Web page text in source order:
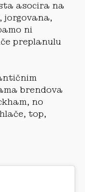
asocira na
jorgovana,
ni
preplanulu
brendova
no
top,